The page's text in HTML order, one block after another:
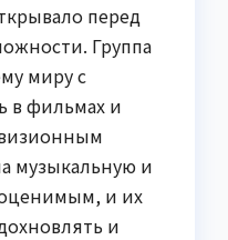
перед
Группа
миру с
в фильмах и
музыкальную и
и их
и